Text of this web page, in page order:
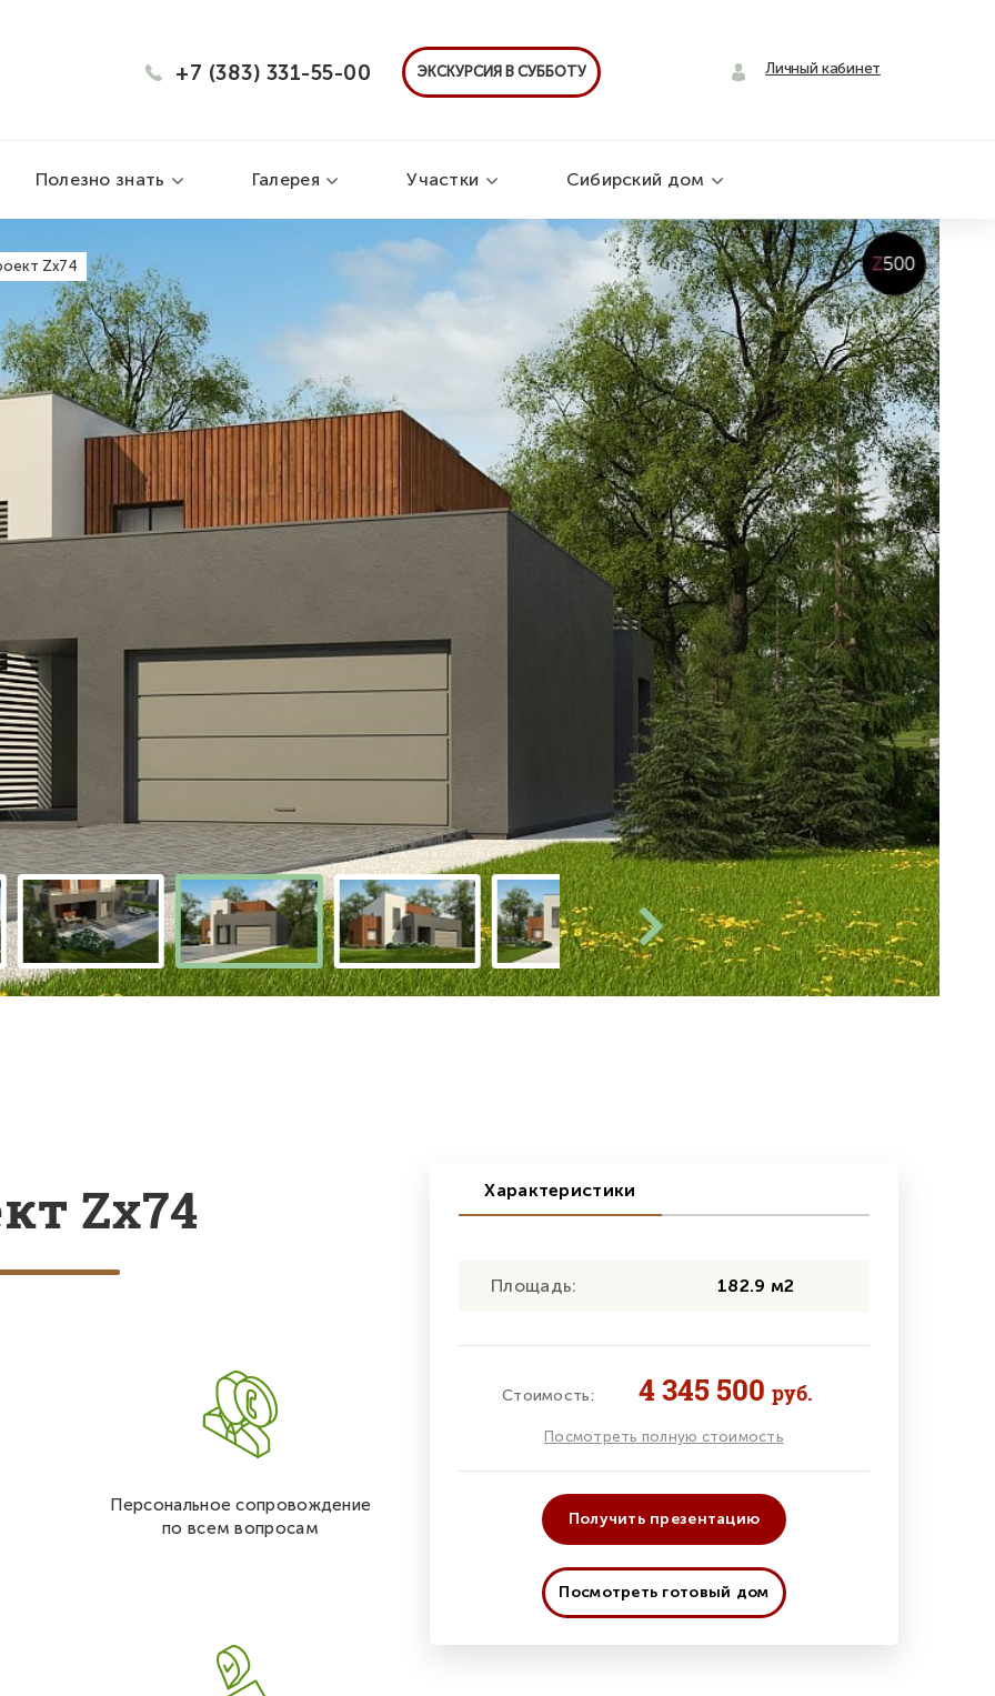
+7 (383) 331-55-00 ЭКСКУРСИЯ В СУББОТУ Личный кабинет
Полезно знать Галерея Участки Сибирский дом
Zx74
Характеристики
Площадь: 182.9 м2
Стоимость: 4 345 500 руб.
Посмотреть полную стоимость
Получить презентацию
Посмотреть готовый дом
Zx74
Персональное сопровождение
по всем вопросам